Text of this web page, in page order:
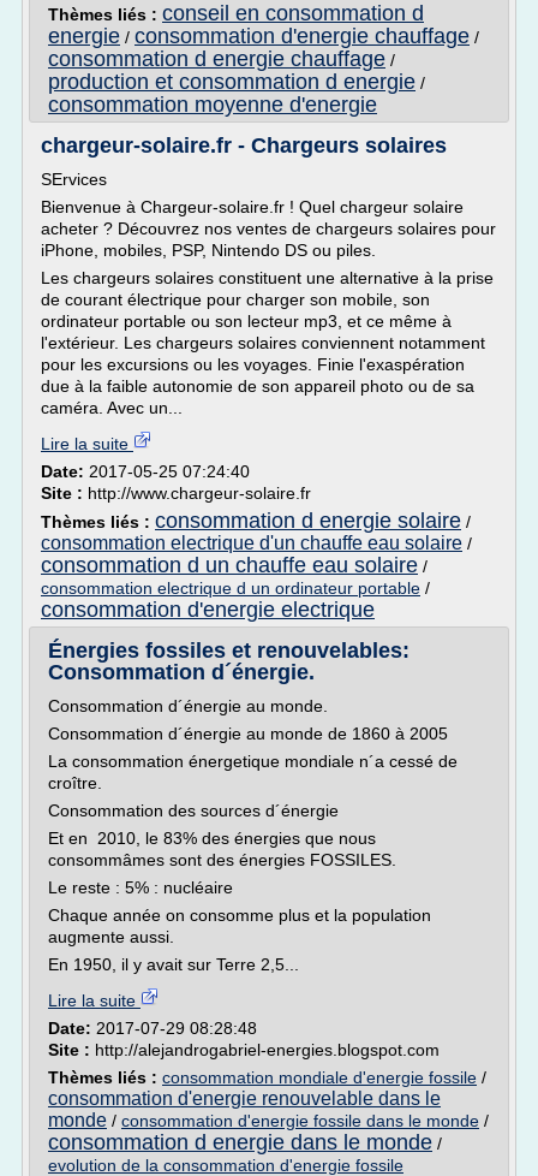
Thèmes liés : conseil en consommation d
energie / consommation d'energie chauffage /
consommation d energie chauffage /
production et consommation d energie /
consommation moyenne d'energie
chargeur-solaire.fr - Chargeurs solaires
SErvices
Bienvenue à Chargeur-solaire.fr ! Quel chargeur solaire
acheter ? Découvrez nos ventes de chargeurs solaires pour
iPhone, mobiles, PSP, Nintendo DS ou piles.
Les chargeurs solaires constituent une alternative à la prise
de courant électrique pour charger son mobile, son
ordinateur portable ou son lecteur mp3, et ce même à
l'extérieur. Les chargeurs solaires conviennent notamment
pour les excursions ou les voyages. Finie l'exaspération
due à la faible autonomie de son appareil photo ou de sa
caméra. Avec un...
Lire la suite
Date: 2017-05-25 07:24:40
Site : http://www.chargeur-solaire.fr
Thèmes liés : consommation d energie solaire /
consommation electrique d'un chauffe eau solaire /
consommation d un chauffe eau solaire /
consommation electrique d un ordinateur portable /
consommation d'energie electrique
Énergies fossiles et renouvelables:
Consommation d´énergie.
Consommation d´énergie au monde.
Consommation d´énergie au monde de 1860 à 2005
La consommation énergetique mondiale n´a cessé de
croître.
Consommation des sources d´énergie
Et en 2010, le 83% des énergies que nous
consommâmes sont des énergies FOSSILES.
Le reste : 5% : nucléaire
Chaque année on consomme plus et la population
augmente aussi.
En 1950, il y avait sur Terre 2,5...
Lire la suite
Date: 2017-07-29 08:28:48
Site : http://alejandrogabriel-energies.blogspot.com
Thèmes liés : consommation mondiale d'energie fossile /
consommation d'energie renouvelable dans le
monde / consommation d'energie fossile dans le monde /
consommation d energie dans le monde /
evolution de la consommation d'energie fossile